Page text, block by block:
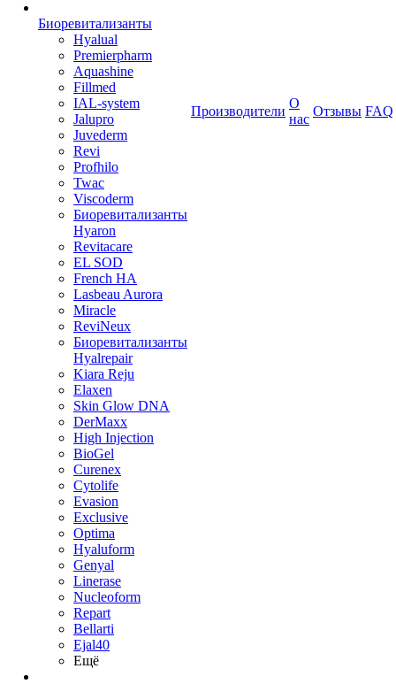
Биоревитализанты
Hyalual
Premierpharm
Aquashine
Fillmed
IAL-system
Jalupro
Juvederm
Revi
Profhilo
Twac
Viscoderm
Биоревитализанты
Hyaron
Revitacare
EL SOD
French HA
Lasbeau Aurora
Miracle
ReviNeux
Биоревитализанты
Hyalrepair
Kiara Reju
Elaxen
Skin Glow DNA
DerMaxx
High Injection
BioGel
Curenex
Cytolife
Evasion
Exclusive
Optima
Hyaluform
Genyal
Linerase
Nucleoform
Repart
Bellarti
Ejal40
Ещё
Производители
О
нас
Отзывы FAQ